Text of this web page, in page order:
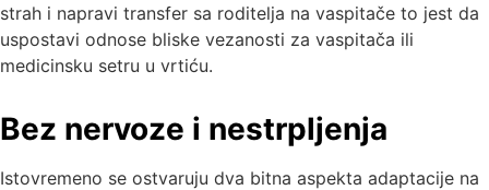
strah i napravi transfer sa roditelja na vaspitače to jest da
uspostavi odnose bliske vezanosti za vaspitača ili
medicinsku setru u vrtiću.
Bez nervoze i nestrpljenja
Istovremeno se ostvaruju dva bitna aspekta adaptacije na